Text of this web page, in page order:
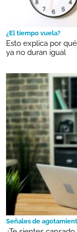
¿El tiempo vuela?
Esto explica por
ya no duran igual
Señales de